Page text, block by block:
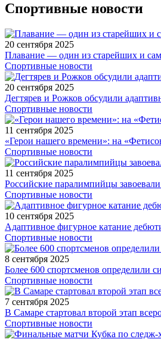
Спортивные новости
20 сентября 2025
Плавание — один из старейших и
Спортивные новости
20 сентября 2025
Дегтярев и Рожков обсудили
Спортивные новости
11 сентября 2025
«Герои нашего времени»: на
Спортивные новости
11 сентября 2025
Российские паралимпийцы
Спортивные новости
10 сентября 2025
Адаптивное фигурное катание
Спортивные новости
8 сентября 2025
Более 600 спортсменов определили
Спортивные новости
7 сентября 2025
В Самаре стартовал второй этап
Спортивные новости